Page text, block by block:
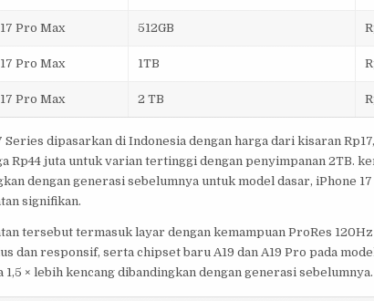
Pro Max 512GB
Pro Max 1TB
Pro Max 2 TB
Series dipasarkan di Indonesia dengan harga dari kisaran
Rp44 juta untuk varian tertinggi dengan penyimpanan 2TB.
dengan generasi sebelumnya untuk model dasar, iPhone
signifikan.
tersebut termasuk layar dengan kemampuan ProRes
dan responsif, serta chipset baru A19 dan A19 Pro pada
× lebih kencang dibandingkan dengan generasi sebelumnya.